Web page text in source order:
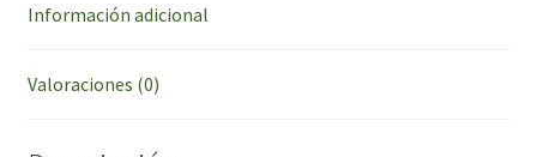
Información adicional
Valoraciones (0)